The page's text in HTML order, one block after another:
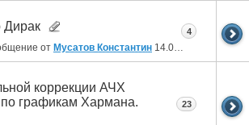
Дирак
от Мусатов Константин 14.07.2024 18:18
4
коррекции АЧХ
графикам Хармана.
23